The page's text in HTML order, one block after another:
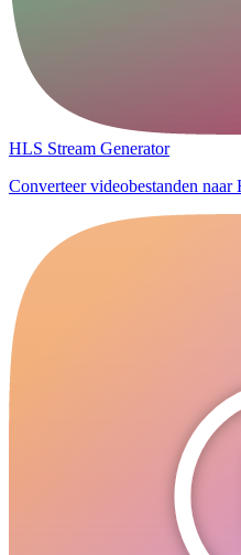
HLS Stream Generator
Converteer videobestanden